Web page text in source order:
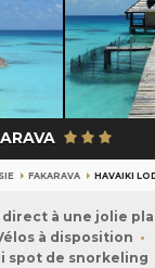
FAKARAVA HAVAIKI
direct à une jolie
à disposition
spot de snorkeling